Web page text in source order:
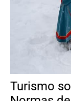
Turismo